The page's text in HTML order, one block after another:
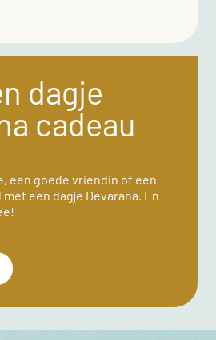
dagje
cadeau
een goede vriendin of een
een dagje Devarana. En